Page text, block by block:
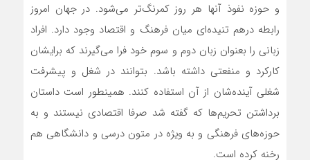
و حوزه نفوذ آنها هر روز کمرنگ‌تر می‌شود. در جهان امروز
رابطه درهم تنیده‌ای میان فرهنگ و اقتصاد وجود دارد. افراد
زبانی را بعنوان زبان دوم و سوم خود فرا می‌گیرند که برایشان
کارکرد و منفعتی داشته باشد. بتوانند در شغل و پیشرفت
شغلی آینده‌شان از آن استفاده کنند. همینطور است داستان
برداشتن تحریم‌ها که گفته شد صرفا اقتصادی نیستند و به
حوزه‌های فرهنگی و به ویژه در متون درسی و دانشگاهی هم
رخنه کرده است.